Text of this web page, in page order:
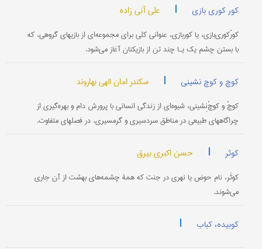
کور کوری بازی | علی آنی زاده
کورْکوری‌بازی، یا کوربازی، عنوانی کلی برای مجموعه‌ای از بازیهای گروهی، که
با بستن چشم یک یـا چند تن از بازیکنان آغاز می‌شود.
کوچ و کوچ نشینی | سکندر امان الهی بهاروند
کوچْ و کوچْ‌نِشینی، شیوه‌ای از زندگی انسانی با پرورش دام و بهره‌گیری از
چراگاههای طبیعی در مناطق سردسیری و گرمسیری، در فصلهای متفاوت.
کوثر | حسن اکبری بیرق
کوثَر، نام حوض یا نهری در جنت که همۀ چشمه‌های بهشت از آن جاری
می‌شوند.
کوبیده، کباب |